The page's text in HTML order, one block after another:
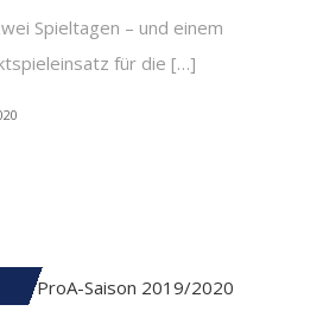
Spieltagen – und einem
für die […]